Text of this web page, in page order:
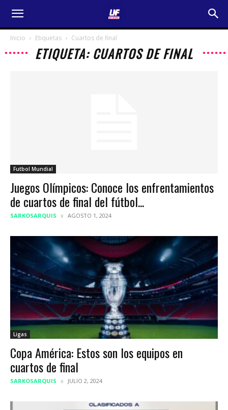
Inicio Etiquetas Cuartos de final
ETIQUETA: CUARTOS DE FINAL
Futbol Mundial
Juegos Olímpicos: Conoce los enfrentamientos
de cuartos de final del fútbol...
SARKOSARQUIS AGOSTO 1, 2024
Ligas
Copa América: Estos son los equipos en
cuartos de final
SARKOSARQUIS JULIO 2, 2024